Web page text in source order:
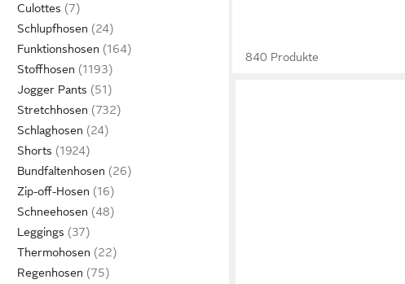
Culottes
Schlupfhosen
Funktionshosen
Stoffhosen
Jogger Pants
Stretchhosen
Schlaghosen
Shorts
Bundfaltenhosen
Zip-off-Hosen
Schneehosen
Leggings
Thermohosen
Regenhosen
840 Produkte